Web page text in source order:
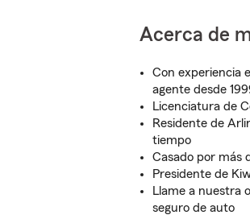
Acerca de
Con experiencia
agente desde
Licenciatura de
Residente de
tiempo
Casado por más
Presidente de
Llame a nuestra
seguro de auto